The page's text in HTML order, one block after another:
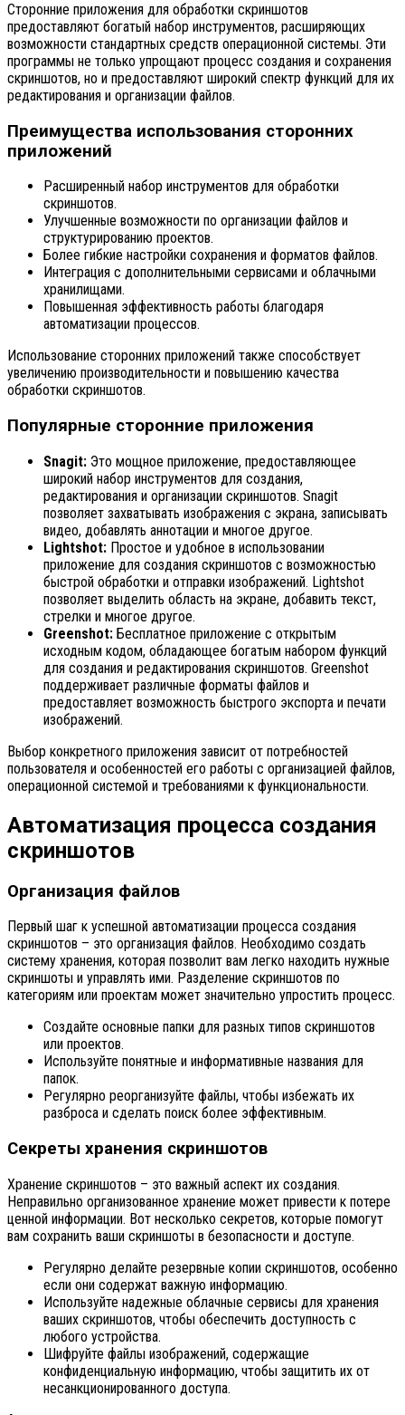
Сторонние приложения для обработки скриншотов
предоставляют богатый набор инструментов, расширяющих
возможности стандартных средств операционной системы. Эти
программы не только упрощают процесс создания и сохранения
скриншотов, но и предоставляют широкий спектр функций для их
редактирования и организации файлов.
Преимущества использования сторонних
приложений
Расширенный набор инструментов для обработки
скриншотов.
Улучшенные возможности по организации файлов и
структурированию проектов.
Более гибкие настройки сохранения и форматов файлов.
Интеграция с дополнительными сервисами и облачными
хранилищами.
Повышенная эффективность работы благодаря
автоматизации процессов.
Использование сторонних приложений также способствует
увеличению производительности и повышению качества
обработки скриншотов.
Популярные сторонние приложения
Snagit: Это мощное приложение, предоставляющее
широкий набор инструментов для создания,
редактирования и организации скриншотов. Snagit
позволяет захватывать изображения с экрана, записывать
видео, добавлять аннотации и многое другое.
Lightshot: Простое и удобное в использовании
приложение для создания скриншотов с возможностью
быстрой обработки и отправки изображений. Lightshot
позволяет выделить область на экране, добавить текст,
стрелки и многое другое.
Greenshot: Бесплатное приложение с открытым
исходным кодом, обладающее богатым набором функций
для создания и редактирования скриншотов. Greenshot
поддерживает различные форматы файлов и
предоставляет возможность быстрого экспорта и печати
изображений.
Выбор конкретного приложения зависит от потребностей
пользователя и особенностей его работы с организацией файлов,
операционной системой и требованиями к функциональности.
Автоматизация процесса создания
скриншотов
Организация файлов
Первый шаг к успешной автоматизации процесса создания
скриншотов – это организация файлов. Необходимо создать
систему хранения, которая позволит вам легко находить нужные
скриншоты и управлять ими. Разделение скриншотов по
категориям или проектам может значительно упростить процесс.
Создайте основные папки для разных типов скриншотов
или проектов.
Используйте понятные и информативные названия для
папок.
Регулярно реорганизуйте файлы, чтобы избежать их
разброса и сделать поиск более эффективным.
Секреты хранения скриншотов
Хранение скриншотов – это важный аспект их создания.
Неправильно организованное хранение может привести к потере
ценной информации. Вот несколько секретов, которые помогут
вам сохранить ваши скриншоты в безопасности и доступе.
Регулярно делайте резервные копии скриншотов, особенно
если они содержат важную информацию.
Используйте надежные облачные сервисы для хранения
ваших скриншотов, чтобы обеспечить доступность с
любого устройства.
Шифруйте файлы изображений, содержащие
конфиденциальную информацию, чтобы защитить их от
несанкционированного доступа.